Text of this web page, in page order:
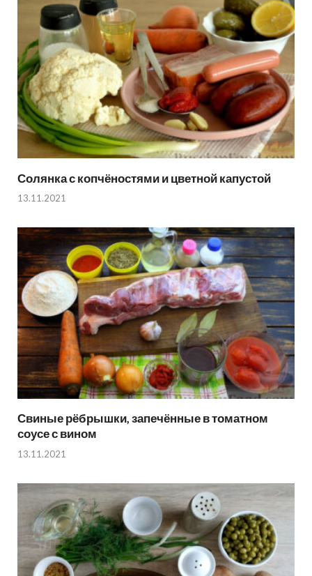
Солянка с копчёностями и цветной капустой
13.11.2021
Свиные рёбрышки, запечённые в томатном
соусе с вином
13.11.2021